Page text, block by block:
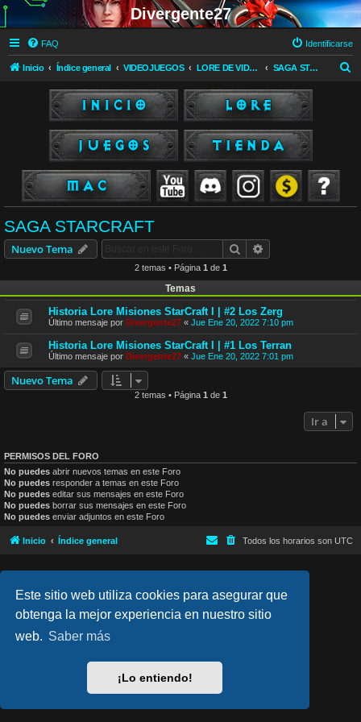
Este sitio web utiliza cookies para asegurar que
obtenga la mejor experiencia en nuestro sitio
web. Saber más
¡Lo entiendo!
Divergente27
FAQ Identificarse
Inicio Índice general VIDEOJUEGOS LORE DE VIDEOJUEGOS SAGA STARCRAFT
SAGA STARCRAFT
Nuevo Tema Buscar
2 temas • Página 1 de 1
Temas
Historia Lore Misiones StarCraft I | #2 Los Zerg
Último mensaje por Divergente27 « Jue Ene 20, 2022 7:10 pm
Historia Lore Misiones StarCraft I | #1 Los Terran
Último mensaje por Divergente27 « Jue Ene 20, 2022 7:01 pm
Nuevo Tema
2 temas • Página 1 de 1
Ir a
PERMISOS DEL FORO
No puedes abrir nuevos temas en este Foro
No puedes responder a temas en este Foro
No puedes editar sus mensajes en este Foro
No puedes borrar sus mensajes en este Foro
No puedes enviar adjuntos en este Foro
Inicio Índice general Todos los horarios son UTC
Style Version: 1.2.4
® Forum Software © phpBB Limited
Traducción al español por phpBB España